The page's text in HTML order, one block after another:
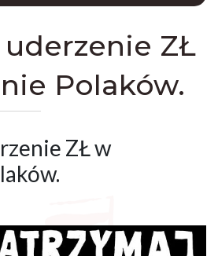
ZŁ
Polaków.
ZŁ w